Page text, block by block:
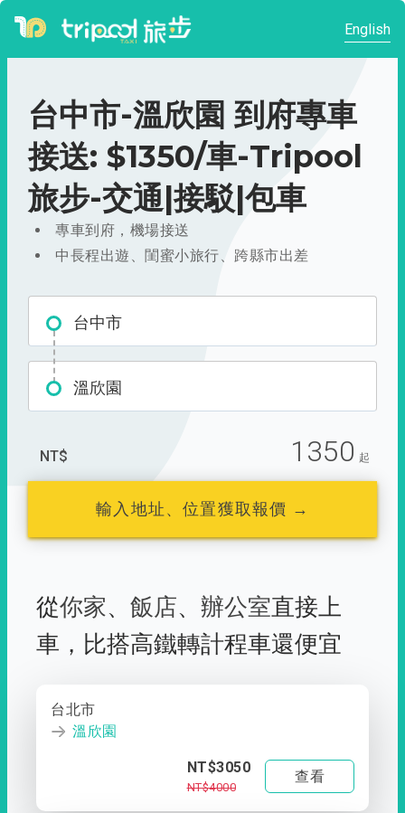
English
台中市-溫欣園 到府專車
接送: $1350/車-Tripool
旅步-交通|接駁|包車
專車到府，機場接送
中長程出遊、閨蜜小旅行、跨縣市出差
台中市
溫欣園
NT$ 1350 起
輸入地址、位置獲取報價 →
從你家、 飯店、 辦公室直接上
車， 比搭高鐵轉計程車還便宜
台北市
溫欣園
NT$3050
NT$4000
查看